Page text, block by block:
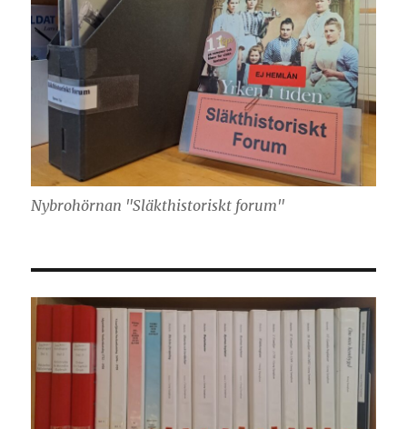
Nybrohörnan "Släkthistoriskt forum"